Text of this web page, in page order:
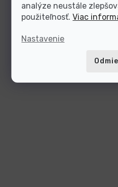
analýze neustále
použiteľnosť.Viac
Nastavenie